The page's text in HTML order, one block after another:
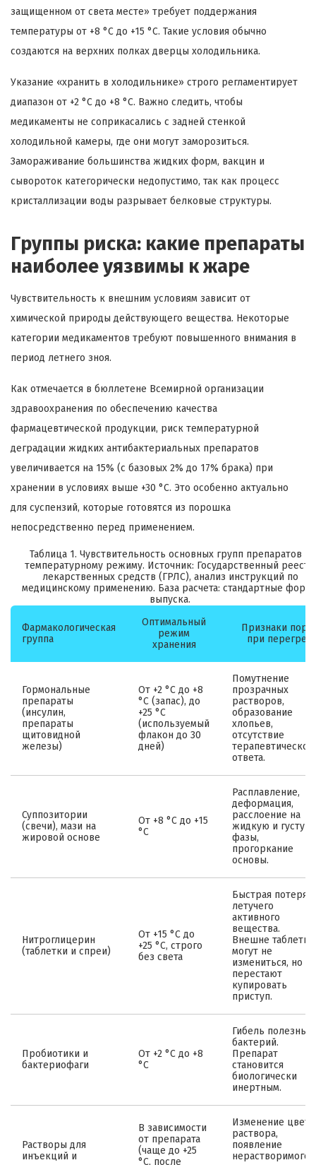
защищенном от света месте» требует поддержания
температуры от +8 °C до +15 °C. Такие условия обычно
создаются на верхних полках дверцы холодильника.
Указание «хранить в холодильнике» строго регламентирует
диапазон от +2 °C до +8 °C. Важно следить, чтобы
медикаменты не соприкасались с задней стенкой
холодильной камеры, где они могут заморозиться.
Замораживание большинства жидких форм, вакцин и
сывороток категорически недопустимо, так как процесс
кристаллизации воды разрывает белковые структуры.
Группы риска: какие препараты
наиболее уязвимы к жаре
Чувствительность к внешним условиям зависит от
химической природы действующего вещества. Некоторые
категории медикаментов требуют повышенного внимания в
период летнего зноя.
Как отмечается в бюллетене Всемирной организации
здравоохранения по обеспечению качества
фармацевтической продукции, риск температурной
деградации жидких антибактериальных препаратов
увеличивается на 15% (с базовых 2% до 17% брака) при
хранении в условиях выше +30 °C. Это особенно актуально
для суспензий, которые готовятся из порошка
непосредственно перед применением.
Таблица 1. Чувствительность основных групп препаратов к
температурному режиму. Источник: Государственный реестр
лекарственных средств (ГРЛС), анализ инструкций по
медицинскому применению. База расчета: стандартные
выпуска.
Фармакологическая
группа
Оптимальный
режим
хранения
Признаки
при
Гормональные
препараты
(инсулин,
препараты
щитовидной
железы)
От +2 °C до +8
°C (запас), до
+25 °C
(используемый
флакон до 30
дней)
Помутнение
прозрачных
растворов,
образование
хлопьев,
отсутствие
ответа.
Суппозитории
(свечи), мази на
жировой основе
От +8 °C до +15
°C
Расплавление,
деформация,
расслоение на
жидкую и густую
фазы,
прогоркание
основы.
Нитроглицерин
(таблетки и спреи)
От +15 °C до
+25 °C, строго
без света
Быстрая потеря
летучего
активного
вещества.
Внешне таблетки
могут не
измениться, но
перестают
купировать
приступ.
Пробиотики и
бактериофаги
От +2 °C до +8
°C
Гибель полезных
бактерий.
Препарат
становится
биологически
инертным.
Растворы для
инъекций и
В зависимости
от препарата
(чаще до +25
°C, после
Изменение цвета
раствора,
появление
нерастворимого